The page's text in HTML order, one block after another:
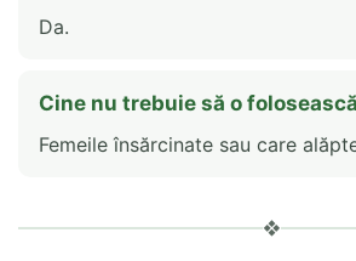
Da.
Cine nu trebuie să o
Femeile însărcinate sau care
❖